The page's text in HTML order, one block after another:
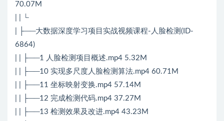
70.07M
| | └
| ├──大数据深度学习项目实战视频课程-人脸检测(ID-
6864)
| | ├──1 人脸检测项目概述.mp4 5.32M
| | ├──10 实现多尺度人脸检测算法.mp4 60.71M
| | ├──11 坐标映射变换.mp4 57.14M
| | ├──12 完成检测代码.mp4 37.27M
| | ├──13 检测效果及改进.mp4 43.23M